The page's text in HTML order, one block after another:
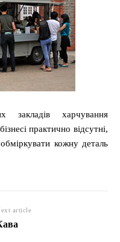
закладів харчування
практично відсутні,
кожну деталь
article